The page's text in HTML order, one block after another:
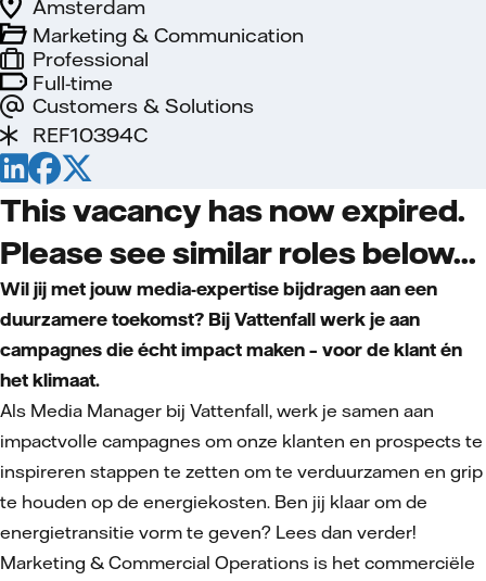
Full-time
Customers & Solutions
Amsterdam
Professional
Marketing & Communication
REF10394C
This vacancy has now expired.
Please see similar roles below...
Wil jij met jouw media-expertise bijdragen aan een
duurzamere toekomst? Bij Vattenfall werk je aan
campagnes die écht impact maken – voor de klant én
het klimaat.
Als Media Manager bij Vattenfall, werk je samen aan
impactvolle campagnes om onze klanten en prospects te
inspireren stappen te zetten om te verduurzamen en grip
te houden op de energiekosten. Ben jij klaar om de
energietransitie vorm te geven? Lees dan verder!
Marketing & Commercial Operations is het commerciële